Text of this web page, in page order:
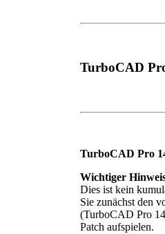
TurboCAD
TurboCAD Pro
Wichtiger
Dies ist kein
Sie zunächst den
(TurboCAD Pro
Patch aufspielen.